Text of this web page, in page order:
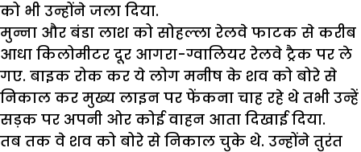
को भी उन्होंने जला दिया.
मुन्ना और बंडा लाश को सोहल्ला रेलवे फाटक से करीब
आधा किलोमीटर दूर आगरा-ग्वालियर रेलवे ट्रैक पर ले
गए. बाइक रोक कर ये लोग मनीष के शव को बोरे से
निकाल कर मुख्य लाइन पर फेंकना चाह रहे थे तभी उन्हें
सड़क पर अपनी ओर कोई वाहन आता दिखाई दिया.
तब तक वे शव को बोरे से निकाल चुके थे. उन्होंने तुरंत